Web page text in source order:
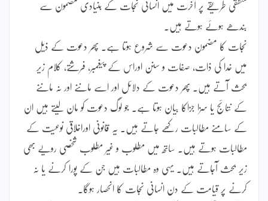
منطقی طریقے پر آخرت میں انسانی نجات کے بنیادی مضمون سے
بندھے ہوئے ہوتے ہیں۔
نجات کا مضمون دعوت سے شروع ہوتا ہے۔ پھر دعوت کے ذیل
میں خدا کی ذات، صفات و سنن اوراس کے پیغمبر، فرشتے، کلام زیر
بحث آتے ہیں۔ پھر دعوت کے دلائل اور اسے ماننے اور نہ ماننے
کے نتائج یا سزا جزاکا بیان ہوتا ہے۔ جو لوگ دعوت کو مان لیتے ہیں ان
کے سامنے مطالبات رکھے جاتے ہیں۔ یہ قانونی اوراخلاقی نوعیت کے
مطالبات ہوتے ہیں۔ ساتھ میں مطلوب و غیر مطلوب شخصی رویے بھی
زیر بحث آجاتے ہیں۔ یہی وہ مطالبات ہیں جن کے پورا کرنے یا نہ
کرنے پر قیامت کے دن انسانی نجات کا انحصار ہوگا۔